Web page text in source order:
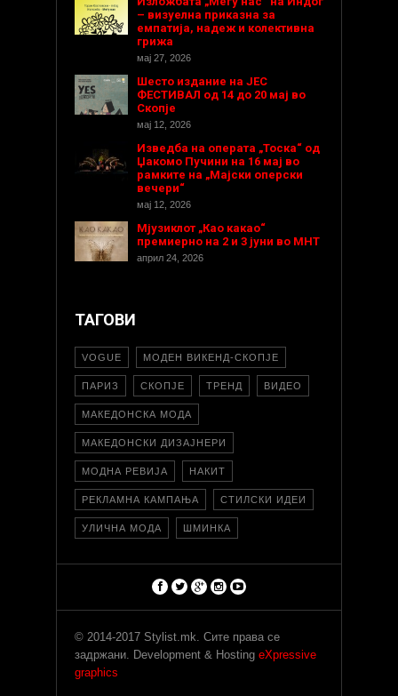
– визуелна приказна за
емпатија, надеж и колективна
грижа
мај 27, 2026
Шесто издание на ЈЕС
ФЕСТИВАЛ од 14 до 20 мај во
Скопје
мај 12, 2026
Изведба на операта „Тоска“ од
Џакомо Пучини на 16 мај во
рамките на „Мајски оперски
вечери“
мај 12, 2026
Мјузиклот „Као какао“
премиерно на 2 и 3 јуни во МНТ
април 24, 2026
ТАГОВИ
VOGUE МОДЕН ВИКЕНД-СКОПЈЕ
ПАРИЗ СКОПЈЕ ТРЕНД ВИДЕО
МАКЕДОНСКА МОДА
МАКЕДОНСКИ ДИЗАЈНЕРИ
МОДНА РЕВИЈА НАКИТ
РЕКЛАМНА КАМПАЊА СТИЛСКИ ИДЕИ
УЛИЧНА МОДА ШМИНКА
© 2014-2017 Stylist.mk. Сите права се
задржани. Development & Hosting eXpressive
graphics